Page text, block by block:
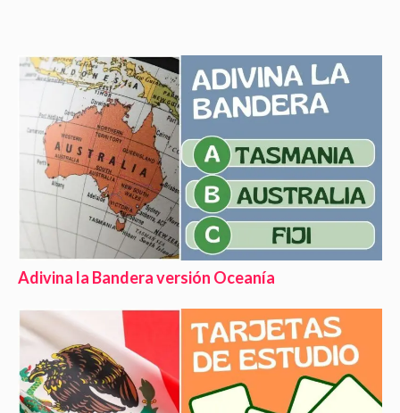
Adivina la Bandera versión Oceanía